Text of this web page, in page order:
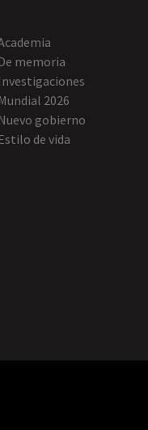
memoria
2026
gobierno
de vida